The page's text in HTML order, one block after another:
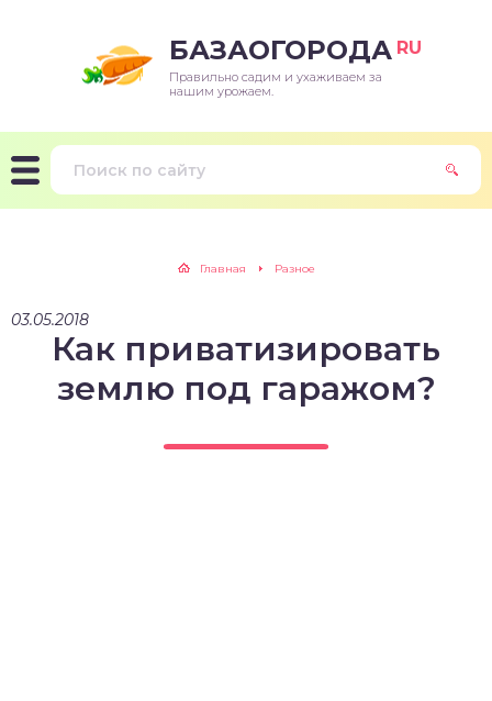
БАЗАОГОРОДА RU
Правильно садим и ухаживаем за
нашим урожаем.
Главная Разное
03.05.2018
Как приватизировать
землю под гаражом?